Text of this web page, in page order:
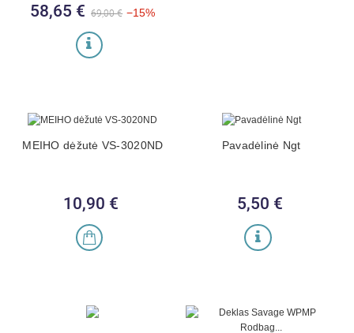
Bazinė kaina
69,00 € −15%
Kaina
58,65 €
MEIHO dėžutė VS-3020ND
Kaina
10,90 €
Pavadėlinė Ngt
Kaina
5,50 €